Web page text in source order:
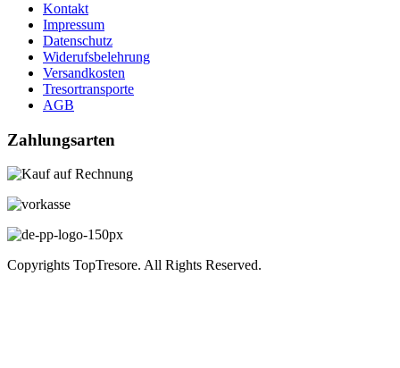
Kontakt
Impressum
Datenschutz
Widerufsbelehrung
Versandkosten
Tresortransporte
AGB
Zahlungsarten
Copyrights TopTresore. All Rights Reserved.